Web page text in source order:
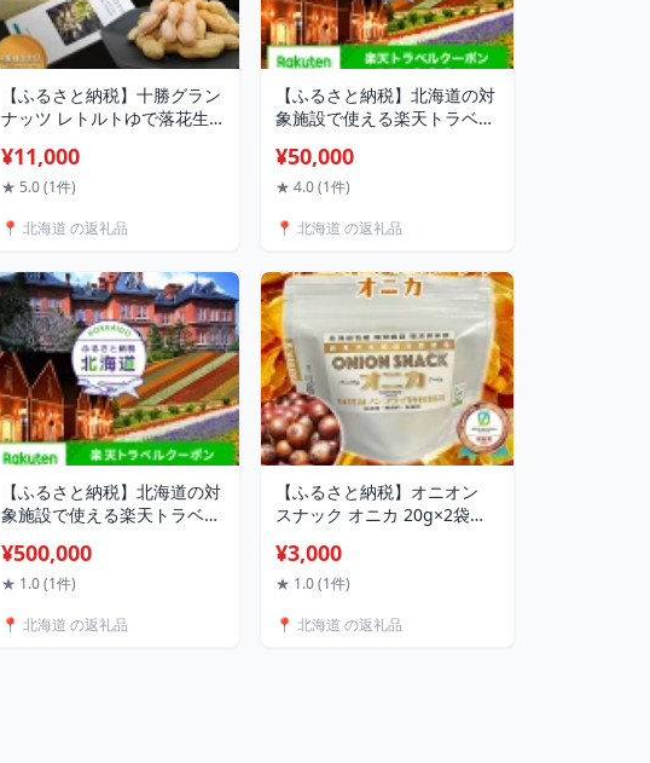
【ふるさと納税】十勝グラン
ナッツ レトルトゆで落花生
道産 落花生 ピーナッツ ゆで
落花生 レトルト ナッツ 国産
ド おつまみ おやつ お土産 ギ
¥11,000
★ 5.0 (1件)
📍 北海道 の返礼品
【ふるさと納税】北海道の対
象施設で使える楽天トラベル
F6S-145
¥50,000
★ 4.0 (1件)
📍 北海道 の返礼品
【ふるさと納税】北海道の対
象施設で使える楽天トラベル
F6S-148
¥500,000
★ 1.0 (1件)
📍 北海道 の返礼品
【ふるさと納税】オニオン
スナック オニカ 20g×2袋
ンアワード2024受賞》 北海
道産 オニオン スナック 玉ね
ック さくさく ヘルシー お取
¥3,000
★ 1.0 (1件)
📍 北海道 の返礼品